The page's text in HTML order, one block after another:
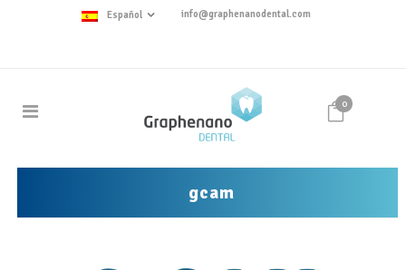
Español info@graphenanodental.com
0
gcam